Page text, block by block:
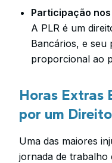
Participação nos
A PLR é um
Bancários, e seu
proporcional ao
Horas Extras
por um
Uma das maiores
jornada de trabalho